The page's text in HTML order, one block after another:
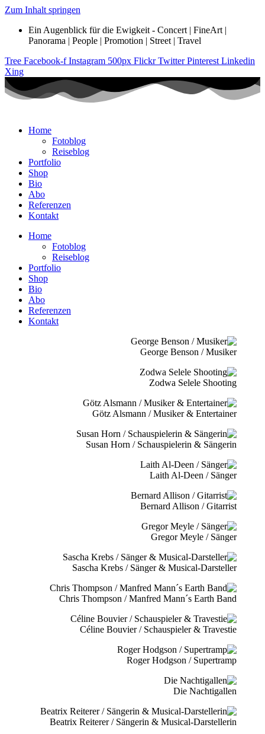
Zum Inhalt springen
Ein Augenblick für die Ewigkeit - Concert | FineArt |
Panorama | People | Promotion | Street | Travel
Tree Facebook-f Instagram 500px Flickr Twitter Pinterest Linkedin
Xing
Home
Fotoblog
Reiseblog
Portfolio
Shop
Bio
Abo
Referenzen
Kontakt
Home
Fotoblog
Reiseblog
Portfolio
Shop
Bio
Abo
Referenzen
Kontakt
George Benson / Musiker
Zodwa Selele Shooting
Götz Alsmann / Musiker & Entertainer
Susan Horn / Schauspielerin & Sängerin
Laith Al-Deen / Sänger
Bernard Allison / Gitarrist
Gregor Meyle / Sänger
Sascha Krebs / Sänger & Musical-Darsteller
Chris Thompson / Manfred Mann´s Earth Band
Céline Bouvier / Schauspieler & Travestie
Roger Hodgson / Supertramp
Die Nachtigallen
Beatrix Reiterer / Sängerin & Musical-Darstellerin